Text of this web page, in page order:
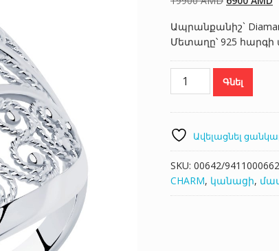
was:
19900
Ապրանքանիշ`
Մետաղը՝ 925
Diamant
94110006621
Գնել
Ավելացնել
SKU: 00642/
CHARM, կանացի,